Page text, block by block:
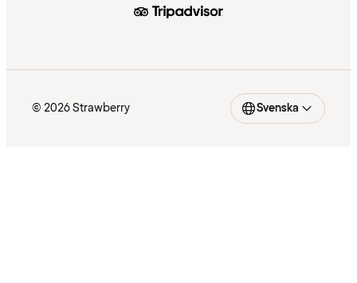
© 2026 Strawberry Svenska